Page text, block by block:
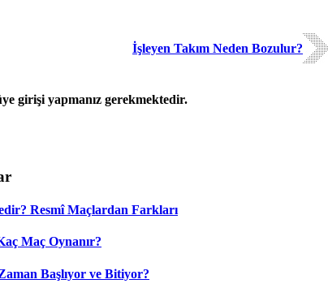
İşleyen Takım Neden Bozulur?
girişi yapmanız gerekmektedir.
Resmî Maçlardan Farkları
Maç Oynanır?
Başlıyor ve Bitiyor?